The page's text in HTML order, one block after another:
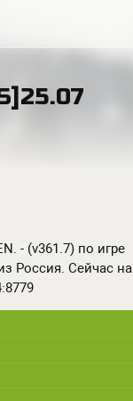
- (v361.7) по игре
Россия. Сейчас на